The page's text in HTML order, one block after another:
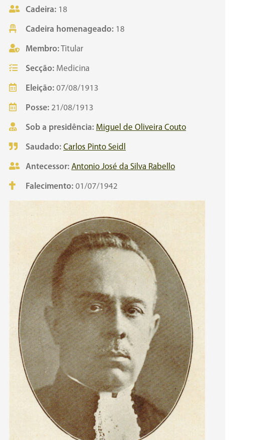
Cadeira: 18
Cadeira homenageado: 18
Membro:Titular
Secção: Medicina
Eleição: 07/08/1913
Posse: 21/08/1913
Sob a presidência: Miguel de Oliveira Couto
Saudado: Carlos Pinto Seidl
Antecessor: Antonio José da Silva Rabello
Falecimento: 01/07/1942